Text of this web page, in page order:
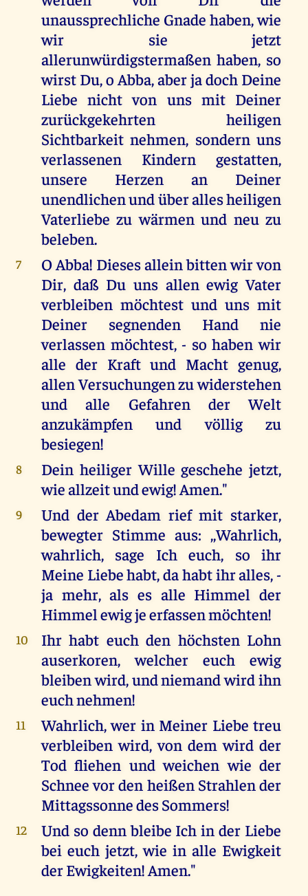
unaussprechliche Gnade haben, wie
wir sie jetzt
allerunwürdigstermaßen haben, so
wirst Du, o Abba, aber ja doch Deine
Liebe nicht von uns mit Deiner
zurückgekehrten heiligen
Sichtbarkeit nehmen, sondern uns
verlassenen Kindern gestatten,
unsere Herzen an Deiner
unendlichen und über alles heiligen
Vaterliebe zu wärmen und neu zu
beleben.
7
O Abba! Dieses allein bitten wir von
Dir, daß Du uns allen ewig Vater
verbleiben möchtest und uns mit
Deiner segnenden Hand nie
verlassen möchtest, - so haben wir
alle der Kraft und Macht genug,
allen Versuchungen zu widerstehen
und alle Gefahren der Welt
anzukämpfen und völlig zu
besiegen!
8
Dein heiliger Wille geschehe jetzt,
wie allzeit und ewig! Amen."
9
Und der Abedam rief mit starker,
bewegter Stimme aus: ,,Wahrlich,
wahrlich, sage Ich euch, so ihr
Meine Liebe habt, da habt ihr alles, -
ja mehr, als es alle Himmel der
Himmel ewig je erfassen möchten!
10
Ihr habt euch den höchsten Lohn
auserkoren, welcher euch ewig
bleiben wird, und niemand wird ihn
euch nehmen!
11
Wahrlich, wer in Meiner Liebe treu
verbleiben wird, von dem wird der
Tod fliehen und weichen wie der
Schnee vor den heißen Strahlen der
Mittagssonne des Sommers!
12
Und so denn bleibe Ich in der Liebe
bei euch jetzt, wie in alle Ewigkeit
der Ewigkeiten! Amen."